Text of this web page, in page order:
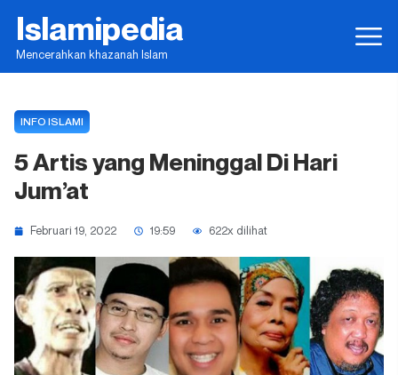
Islamipedia
Mencerahkan khazanah Islam
INFO ISLAMI
5 Artis yang Meninggal Di Hari
Jum’at
Februari 19, 2022 19:59 622x dilihat